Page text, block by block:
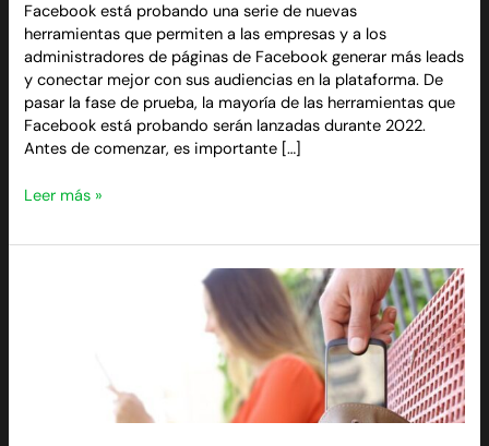
Facebook está probando una serie de nuevas
herramientas que permiten a las empresas y a los
administradores de páginas de Facebook generar más leads
y conectar mejor con sus audiencias en la plataforma. De
pasar la fase de prueba, la mayoría de las herramientas que
Facebook está probando serán lanzadas durante 2022.
Antes de comenzar, es importante […]
Leer más »